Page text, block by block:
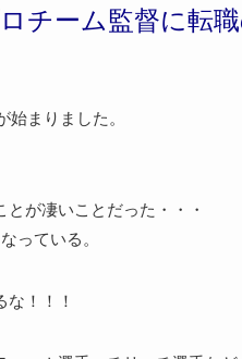
チーム監督に転
まりました。
が凄いことだった・・・
っている。
！！！